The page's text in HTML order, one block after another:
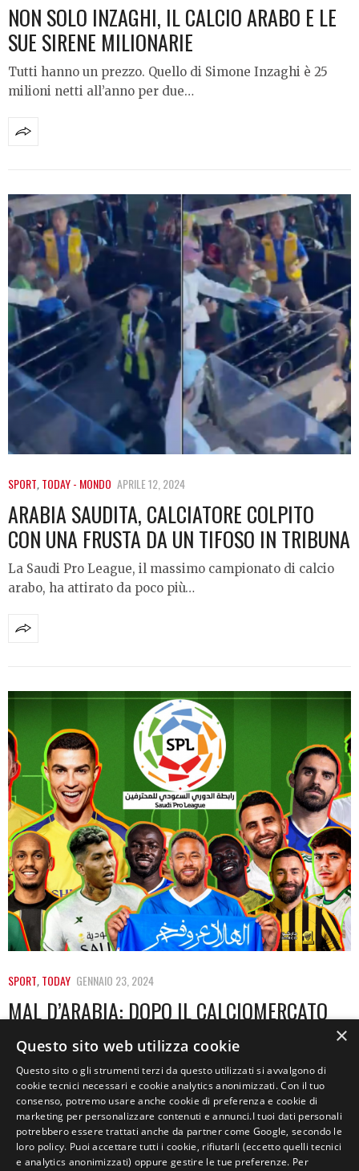
NON SOLO INZAGHI, IL CALCIO ARABO E LE
SUE SIRENE MILIONARIE
Tutti hanno un prezzo. Quello di Simone Inzaghi è 25
milioni netti all’anno per due…
SPORT,TODAY - MONDO APRILE 12, 2024
ARABIA SAUDITA, CALCIATORE COLPITO
CON UNA FRUSTA DA UN TIFOSO IN TRIBUNA
La Saudi Pro League, il massimo campionato di calcio
arabo, ha attirato da poco più…
SPORT,TODAY GENNAIO 23, 2024
MAL D’ARABIA: DOPO IL CALCIOMERCATO
ESTIVO, TANTE STELLE VOGLIONO TORNARE
IN EUROPA
Il sogno di un calcio arabo ai livelli di quello europeo
potrebbe essere arrivato al…
×
Questo sito web utilizza cookie
Questo sito o gli strumenti terzi da questo utilizzati si avvalgono di
cookie tecnici necessari e cookie analytics anonimizzati. Con il tuo
consenso, potremo usare anche cookie di preferenza e cookie di
marketing per personalizzare contenuti e annunci.I tuoi dati personali
potrebbero essere trattati anche da partner come Google, secondo le
loro policy. Puoi accettare tutti i cookie, rifiutarli (eccetto quelli tecnici
e analytics anonimizzati) oppure gestire le tue preferenze. Per